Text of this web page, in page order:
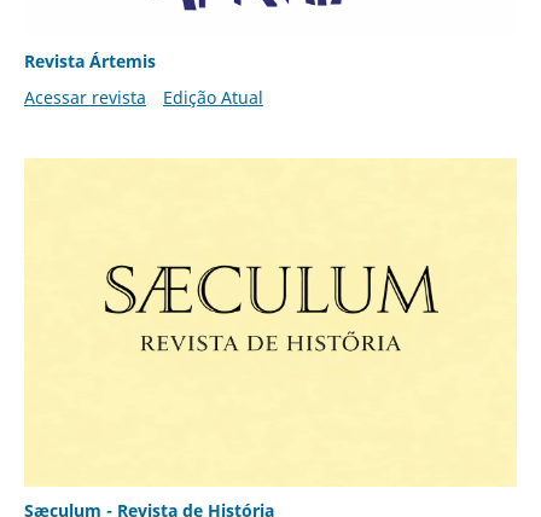
Revista Ártemis
Acessar revista
Edição Atual
Sæculum - Revista de História